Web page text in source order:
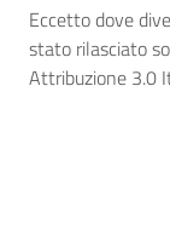
Eccetto dove
stato rilasciato
Attribuzione 3.0